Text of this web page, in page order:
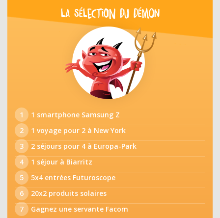
LA SÉLECTION DU DÉMON
1
1 smartphone Samsung Z
2
1 voyage pour 2 à New York
3
2 séjours pour 4 à Europa-Park
4
1 séjour à Biarritz
5
5x4 entrées Futuroscope
6
20x2 produits solaires
7
Gagnez une servante Facom